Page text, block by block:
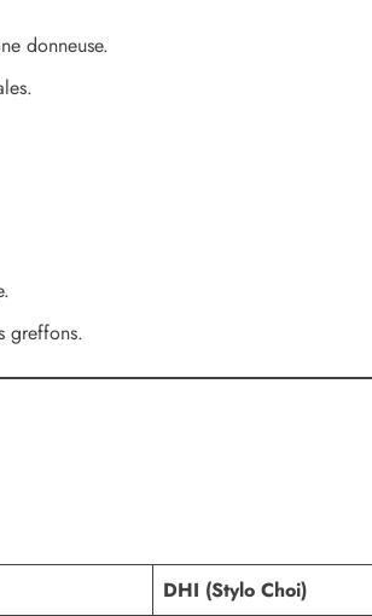
donneuse.
greffons.
DHI (Stylo Choi)